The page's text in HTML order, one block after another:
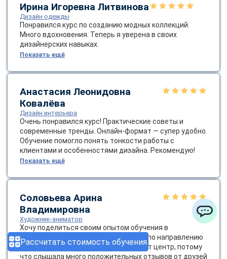
Рассчитать стоимость обучения
Ирина Игоревна Литвинова
Дизайн одежды
Понравился курс по созданию модных коллекций.
Много вдохновения. Теперь я уверена в своих
дизайнерских навыках.
Показать ещё
Анастасия Леонидовна
Ковалёва
Дизайн интерьера
Очень понравился курс! Практические советы и
современные тренды. Онлайн-формат — супер удобно.
Обучение помогло понять тонкости работы с
клиентами и особенностями дизайна. Рекомендую!
Показать ещё
Соловьева Арина
Владимировна
Художник-аниматор
Хочу поделиться своим опытом обучения в
образовательном центре «ЭКОДПО» по направлению
«Художник-аниматор». Я выбрала этот центр, потому
что слышала много положительных отзывов от друзей
ChatApp